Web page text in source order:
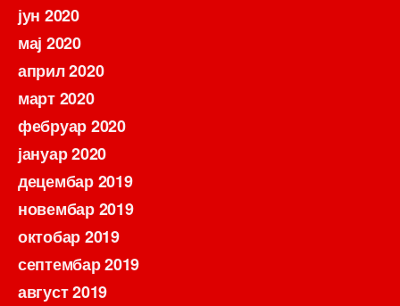
јун 2020
мај 2020
април 2020
март 2020
фебруар 2020
јануар 2020
децембар 2019
новембар 2019
октобар 2019
септембар 2019
август 2019